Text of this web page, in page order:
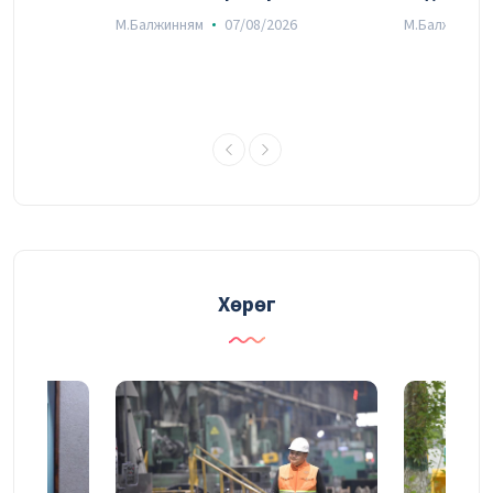
судалгаагаа өргөжүүлж байна
ГАЛАА ИНЖЕНЕР
30/07/2026
М.Балжинням 07/08/2026 М.Балжинням
Хөрөг